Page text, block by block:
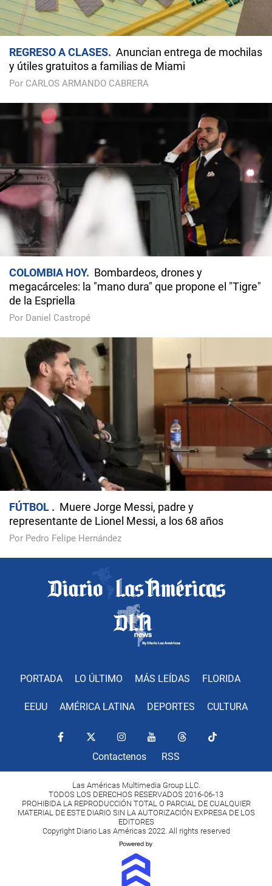
REGRESO A CLASES
Anuncian entrega de mochilas
y útiles gratuitos a familias de Miami
Por CARLOS ARMANDO CABRERA
COLOMBIA HOY
Bombardeos, drones y
megacárceles: la "mano dura" que propone el "Tigre"
de la Espriella
Por Daniel Castropé
FÚTBOL
Muere Jorge Messi, padre y
representante de Lionel Messi, a los 68 años
Por Pedro Felipe Hernández
PORTADA LO ÚLTIMO MÁS LEÍDAS FLORIDA
EEUU AMÉRICA LATINA DEPORTES CULTURA
Contactenos RSS
Las Américas Multimedia Group LLC.
TODOS LOS DERECHOS RESERVADOS 2016-06-13
PROHIBIDA LA REPRODUCCIÓN TOTAL O PARCIAL DE CUALQUIER
MATERIAL DE ESTE DIARIO SIN LA AUTORIZACIÓN EXPRESA DE LOS
EDITORES
Copyright Diario Las Américas 2022. All rights reserved